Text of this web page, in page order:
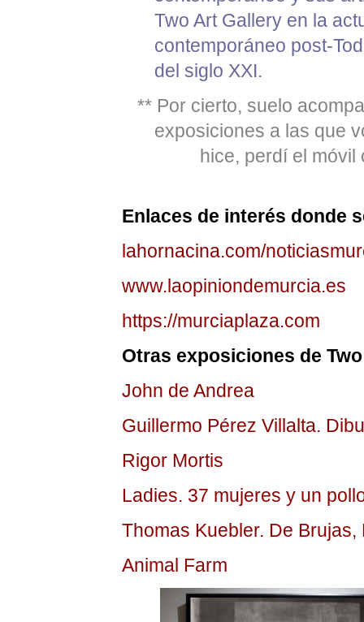
Two Art Gallery en la
contemporáneo post-
del siglo XXI.
** Por cierto, suelo
exposiciones a las que
hice, perdí el
Enlaces de interés donde
lahornacina.com/
www.laopiniondemurcia.es
https://murciaplaza.com
Otras exposiciones de
John de Andrea
Guillermo Pérez Villalta.
Rigor Mortis
Ladies. 37 mujeres y un
Thomas Kuebler. De
Animal Farm